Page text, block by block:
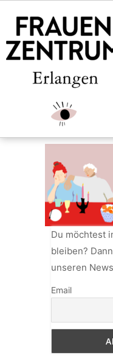
content
Du möchtest
bleiben?
unseren
Email